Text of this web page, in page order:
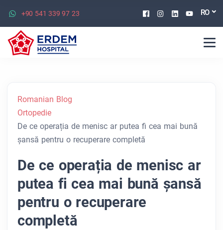
+90 541 339 97 23 Facebook
Instagram
Linkedin
RO
Romanian Blog
Ortopedie
De ce operația de menisc ar putea fi cea mai bună
șansă pentru o recuperare completă
De ce operația de menisc ar
putea fi cea mai bună șansă
pentru o recuperare
completă